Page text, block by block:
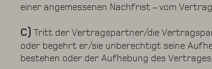
einer angemessenen Nachfrist – vom
C) Tritt der Vertragspartner/die
oder begehrt er/sie unberechtigt seine
bestehen oder der Aufhebung des